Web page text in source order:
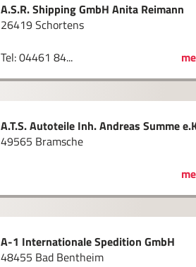
A.S.R. Shipping GmbH Anita Reimann
26419 Schortens
Tel: 04461 84...
A.T.S. Autoteile Inh. Andreas Summe
49565 Bramsche
A-1 Internationale Spedition GmbH
48455 Bad Bentheim